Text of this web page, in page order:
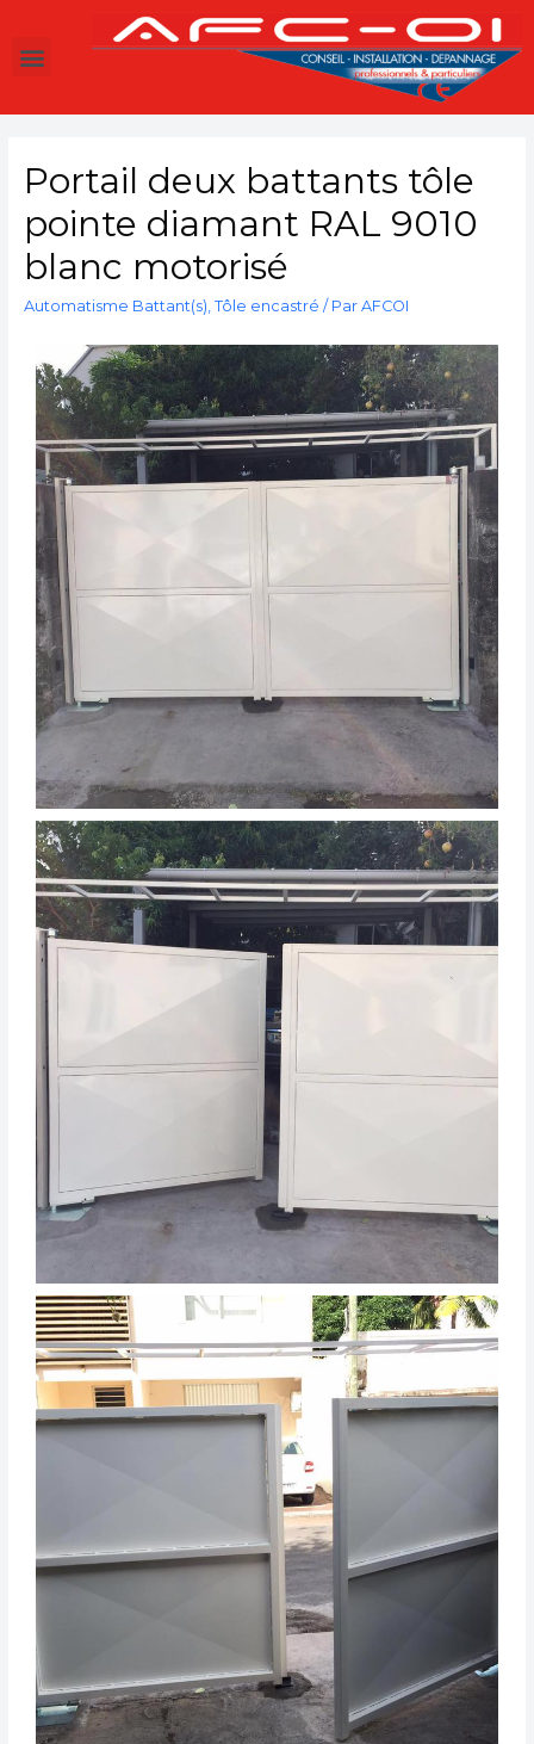
Portail deux battants tôle
pointe diamant RAL 9010
blanc motorisé
Automatisme Battant(s), Tôle encastré / Par AFCOI